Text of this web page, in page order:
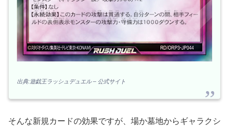
出典:遊戯王ラッシュデュエル – 公式サイト
そんな新規カードの効果ですが、場か墓地からギャラクシ